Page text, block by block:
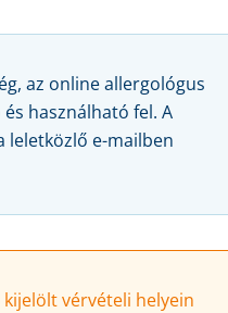
az online allergológus
használható fel. A
leletközlő e-mailben
vérvételi helyein